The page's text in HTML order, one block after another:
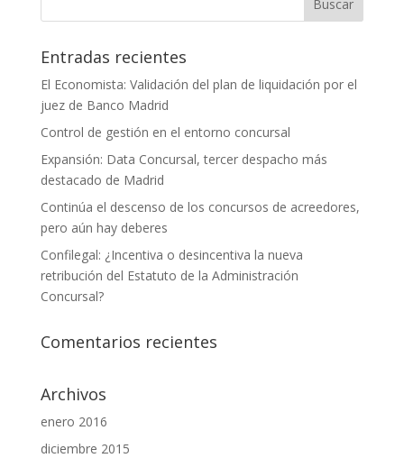
Entradas recientes
El Economista: Validación del plan de liquidación por el
juez de Banco Madrid
Control de gestión en el entorno concursal
Expansión: Data Concursal, tercer despacho más
destacado de Madrid
Continúa el descenso de los concursos de acreedores,
pero aún hay deberes
Confilegal: ¿Incentiva o desincentiva la nueva
retribución del Estatuto de la Administración
Concursal?
Comentarios recientes
Archivos
enero 2016
diciembre 2015